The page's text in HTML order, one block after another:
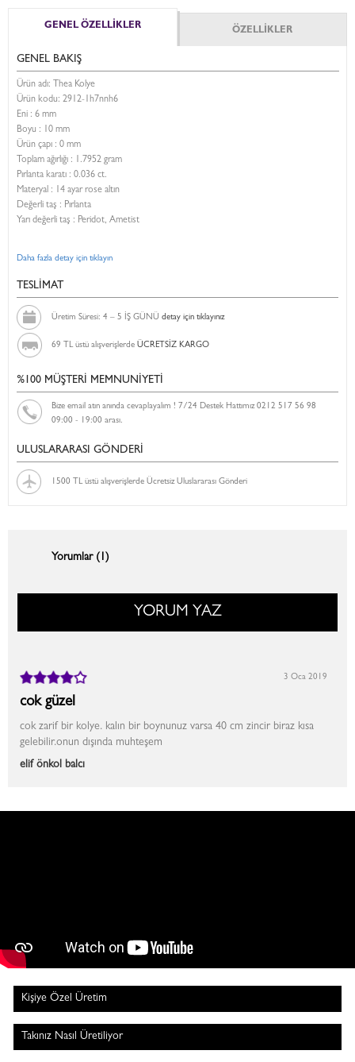
GENEL ÖZELLİKLER ÖZELLİKLER
GENEL BAKIŞ
Ürün adı: Thea Kolye
Ürün kodu: 2912-1h7nnh6
Eni : 6 mm
Boyu : 10 mm
Ürün çapı : 0 mm
Toplam ağırlığı : 1.7952 gram
Pırlanta karatı : 0.036 ct.
Materyal : 14 ayar rose altın
Değerli taş : Pırlanta
Yarı değerli taş : Peridot, Ametist
Daha fazla detay için tıklayın
TESLİMAT
Üretim Süresi: 4 – 5 İŞ GÜNÜ detay için tıklayınız
69 TL üstü alışverişlerde ÜCRETSİZ KARGO
%100 MÜŞTERİ MEMNUNİYETİ
Bize email atın anında cevaplayalım ! 7/24 Destek Hattımız 0212 517 56 98
09:00 - 19:00 arası.
ULUSLARARASI GÖNDERİ
1500 TL üstü alışverişlerde Ücretsiz Uluslararası Gönderi
Yorumlar (1)
YORUM YAZ
cok güzel
cok zarif bir kolye. kalın bir boynunuz varsa 40 cm zincir biraz kısa
gelebilir.onun dışında muhteşem
elif önkol balcı
3 Oca 2019
Kişiye Özel Üretim
Takınız Nasıl Üretiliyor